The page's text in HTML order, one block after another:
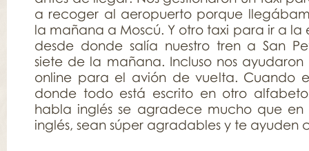
a recoger al aeropuerto porque
la mañana a Moscú. Y otro taxi para ir a la
desde donde salía nuestro tren a San
siete de la mañana. Incluso nos
online para el avión de vuelta. Cuando
donde todo está escrito en otro
habla inglés se agradece mucho que
inglés, sean súper agradables y te ayuden